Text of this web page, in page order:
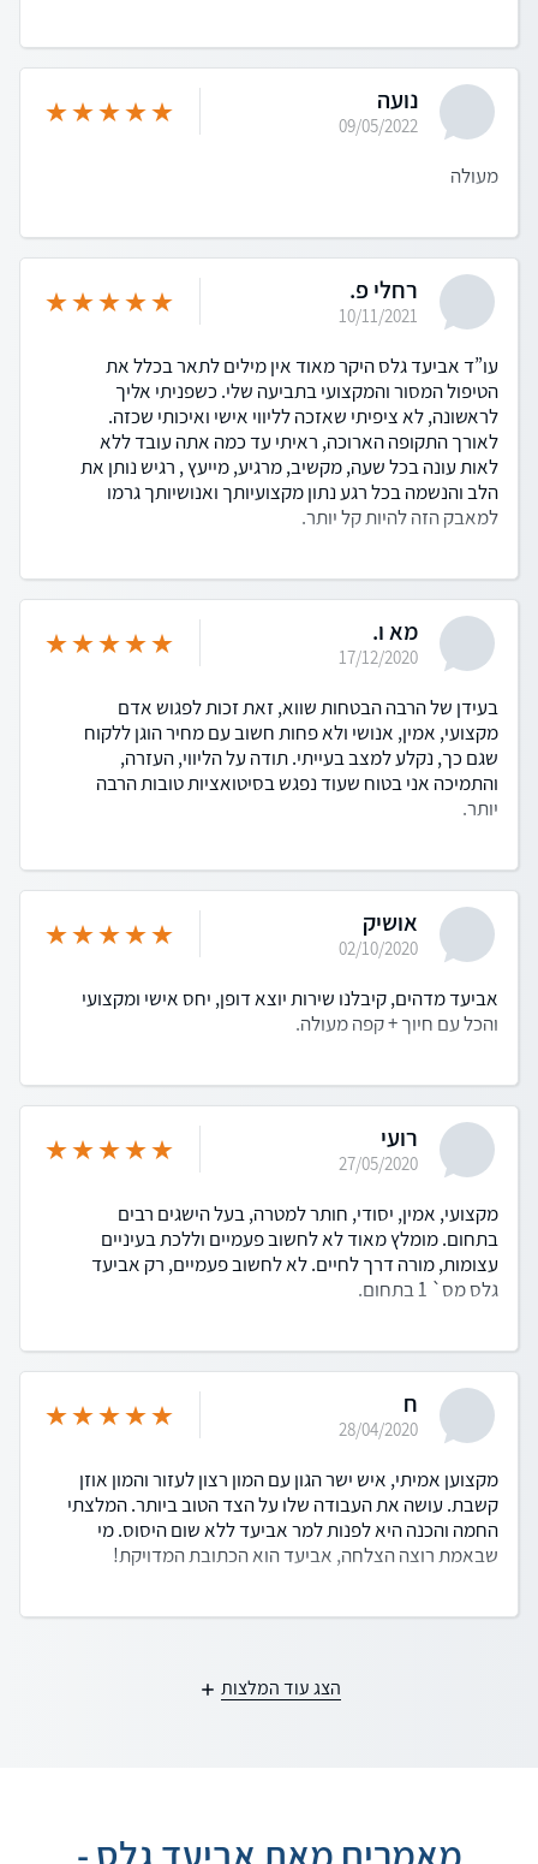
נועה
09/05/2022
מעולה
רחלי פ.
10/11/2021
עו”ד אביעד גלס היקר מאוד אין מילים לתאר בכלל את
הטיפול המסור והמקצועי בתביעה שלי. כשפניתי אליך
לראשונה, לא ציפיתי שאזכה לליווי אישי ואיכותי שכזה.
לאורך התקופה הארוכה, ראיתי עד כמה אתה עובד ללא
לאות עונה בכל שעה, מקשיב, מרגיע, מייעץ , רגיש נותן את
הלב והנשמה בכל רגע נתון מקצועיותך ואנושיותך גרמו
למאבק הזה להיות קל יותר.
מא ו.
17/12/2020
בעידן של הרבה הבטחות שווא, זאת זכות לפגוש אדם
מקצועי, אמין, אנושי ולא פחות חשוב עם מחיר הוגן ללקוח
שגם כך, נקלע למצב בעייתי. תודה על הליווי, העזרה,
והתמיכה אני בטוח שעוד נפגש בסיטואציות טובות הרבה
יותר.
אושיק
02/10/2020
אביעד מדהים, קיבלנו שירות יוצא דופן, יחס אישי ומקצועי
והכל עם חיוך + קפה מעולה.
רועי
27/05/2020
מקצועי, אמין, יסודי, חותר למטרה, בעל הישגים רבים
בתחום. מומלץ מאוד לא לחשוב פעמיים וללכת בעיניים
עצומות, מורה דרך לחיים. לא לחשוב פעמיים, רק אביעד
גלס מס` 1 בתחום.
ח
28/04/2020
מקצוען אמיתי, איש ישר הגון עם המון רצון לעזור והמון אוזן
קשבת. עושה את העבודה שלו על הצד הטוב ביותר. המלצתי
החמה והכנה היא לפנות למר אביעד ללא שום היסוס. מי
שבאמת רוצה הצלחה, אביעד הוא הכתובת המדויקת!
הצג עוד המלצות